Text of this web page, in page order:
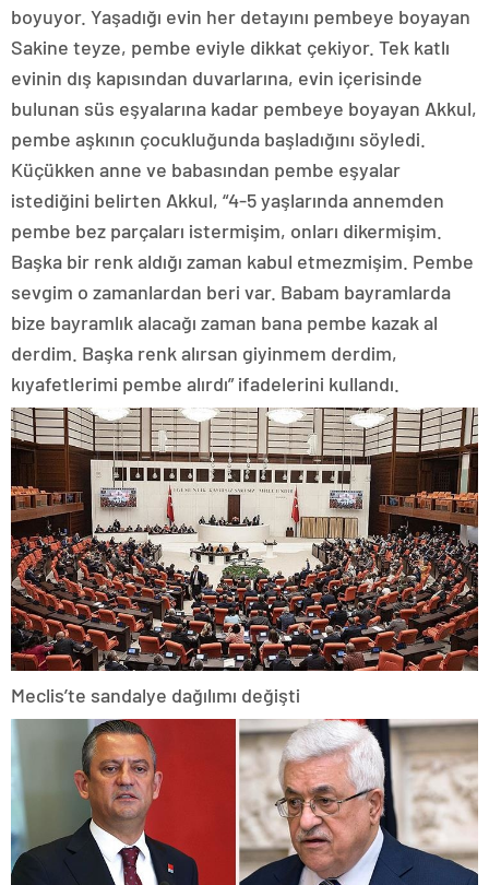
boyuyor. Yaşadığı evin her detayını pembeye boyayan
Sakine teyze, pembe eviyle dikkat çekiyor. Tek katlı
evinin dış kapısından duvarlarına, evin içerisinde
bulunan süs eşyalarına kadar pembeye boyayan Akkul,
pembe aşkının çocukluğunda başladığını söyledi.
Küçükken anne ve babasından pembe eşyalar
istediğini belirten Akkul, “4-5 yaşlarında annemden
pembe bez parçaları istermişim, onları dikermişim.
Başka bir renk aldığı zaman kabul etmezmişim. Pembe
sevgim o zamanlardan beri var. Babam bayramlarda
bize bayramlık alacağı zaman bana pembe kazak al
derdim. Başka renk alırsan giyinmem derdim,
kıyafetlerimi pembe alırdı” ifadelerini kullandı.
Meclis’te sandalye dağılımı değişti